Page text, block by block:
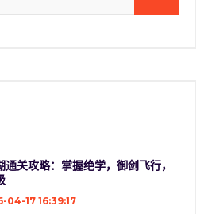
通关攻略：掌握绝学，御剑飞行，
04-17 16:39:17